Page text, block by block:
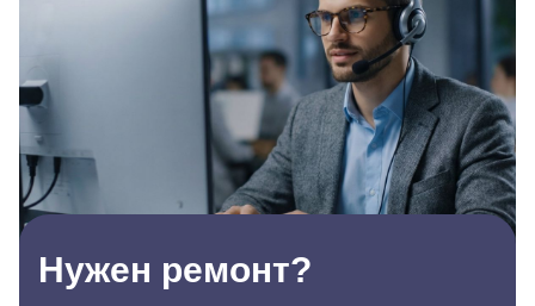
Нужен ремонт?